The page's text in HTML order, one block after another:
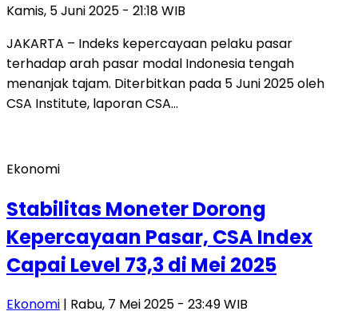
Kamis, 5 Juni 2025 - 21:18 WIB
JAKARTA – Indeks kepercayaan pelaku pasar
terhadap arah pasar modal Indonesia tengah
menanjak tajam. Diterbitkan pada 5 Juni 2025 oleh
CSA Institute, laporan CSA…
Ekonomi
Stabilitas Moneter Dorong
Kepercayaan Pasar, CSA Index
Capai Level 73,3 di Mei 2025
Ekonomi | Rabu, 7 Mei 2025 - 23:49 WIB